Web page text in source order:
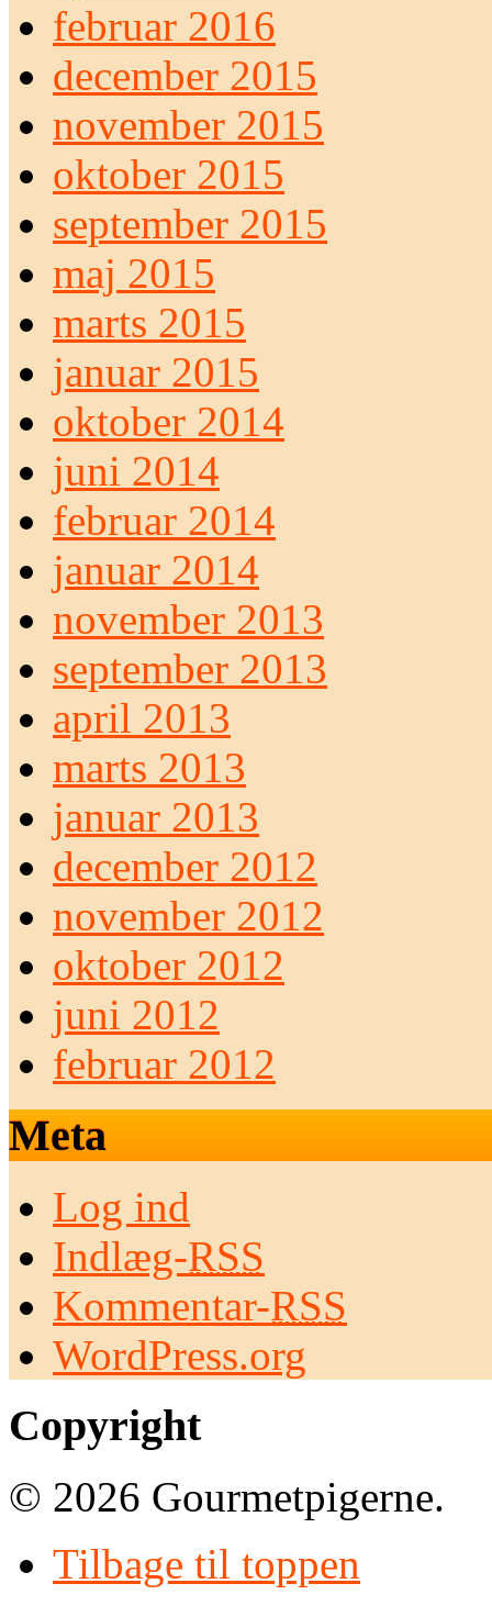
februar 2016
december 2015
november 2015
oktober 2015
september 2015
maj 2015
marts 2015
januar 2015
oktober 2014
juni 2014
februar 2014
januar 2014
november 2013
september 2013
april 2013
marts 2013
januar 2013
december 2012
november 2012
oktober 2012
juni 2012
februar 2012
Meta
Log ind
Indlæg-RSS
Kommentar-RSS
WordPress.org
Copyright
© 2026 Gourmetpigerne.
Tilbage til toppen